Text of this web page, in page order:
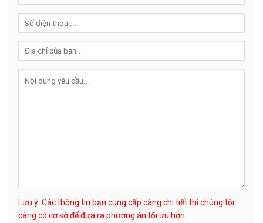
Lưu ý: Các thông tin bạn cung cấp càng chi tiết thì chúng tôi
càng có cơ sở để đưa ra phương án tối ưu hơn.